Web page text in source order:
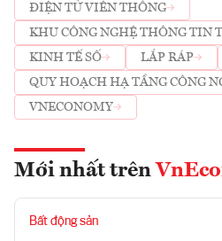
ĐIỆN TỬ VIỄN THÔNG
KHU CÔNG NGHỆ THÔNG TIN
KINH TẾ SỐ
LẮP RÁP
QUY HOẠCH HẠ TẦNG CÔNG
VNECONOMY
Mới nhất trên
Bất động sản